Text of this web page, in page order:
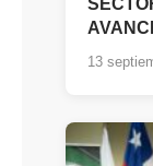
13